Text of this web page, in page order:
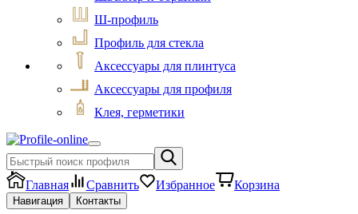
Ш-профиль
Профиль для стекла
Аксессуары для плинтуса
Аксессуары для профиля
Клея, герметики
Главная Сравнить Избранное Корзина
Навигация Контакты